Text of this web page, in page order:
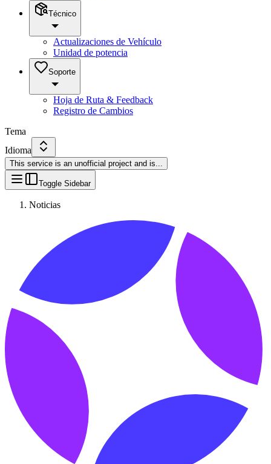
Técnico
Actualizaciones de Vehículo
Unidad de potencia
Soporte
Hoja de Ruta & Feedback
Registro de Cambios
Tema
Idioma
This service is an unofficial project and is...
Toggle Sidebar
Noticias